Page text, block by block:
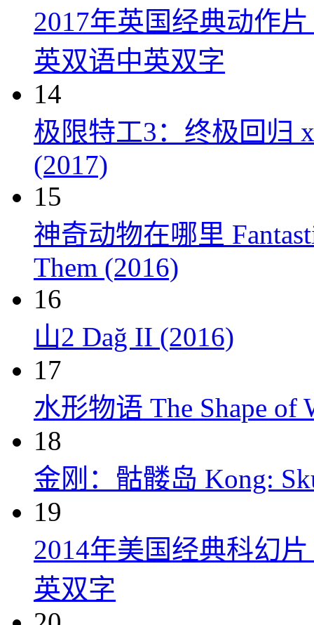
2017年英国经典动作
英双语中英双字
14
极限特工3：终极回归
(2017)
15
神奇动物在哪里
Them (2016)
16
山2 Dağ II (2016)
17
水形物语 The Shape of
18
金刚：骷髅岛 Kong:
19
2014年美国经典科幻
英双字